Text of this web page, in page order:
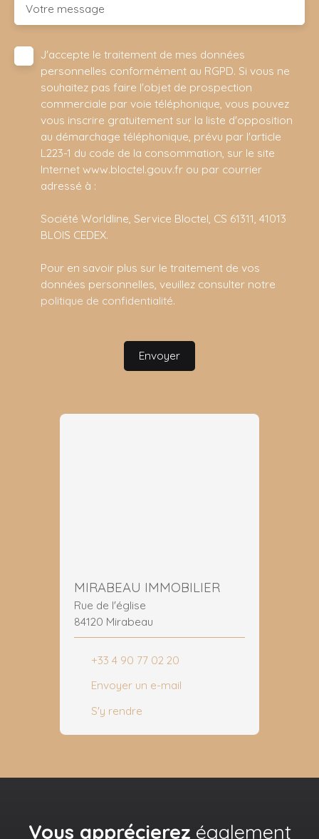
Votre message
J'accepte le traitement de mes données
personnelles conformément au RGPD. Si vous ne
souhaitez pas faire l'objet de prospection
commerciale par voie téléphonique, vous pouvez
vous inscrire gratuitement sur la liste d'opposition
au démarchage téléphonique, prévu par l'article
L223-1 du code de la consommation, sur le site
Internet www.bloctel.gouv.fr ou par courrier
adressé à :
Société Worldline, Service Bloctel, CS 61311, 41013
BLOIS CEDEX.
Pour en savoir plus sur le traitement de vos
données personnelles, veuillez consulter notre
politique de confidentialité.
Envoyer
MIRABEAU IMMOBILIER
Rue de l'église
84120 Mirabeau
+33 4 90 77 02 20
Envoyer un e-mail
S'y rendre
Vous apprécierez également